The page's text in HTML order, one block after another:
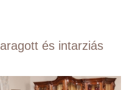
és intarziás